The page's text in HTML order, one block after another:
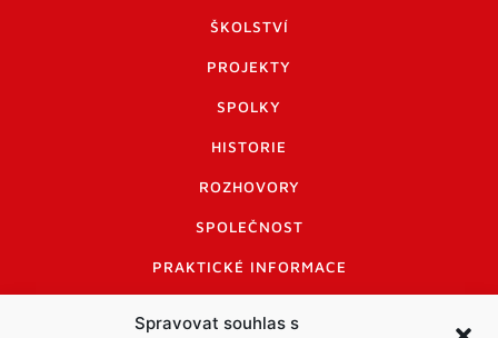
Spravovat souhlas s
ŠKOLSTVÍ
PROJEKTY
SPOLKY
HISTORIE
ROZHOVORY
SPOLEČNOST
PRAKTICKÉ INFORMACE